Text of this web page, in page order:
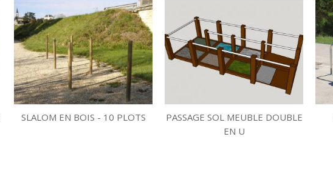
SLALOM EN BOIS - 10 PLOTS
PASSAGE SOL MEUBLE DOUBLE
EN U